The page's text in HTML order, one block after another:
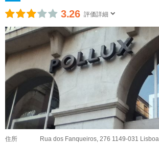
3.26 評価詳細
住所 Rua dos Fanqueiros, 276 1149-031 Lisboa